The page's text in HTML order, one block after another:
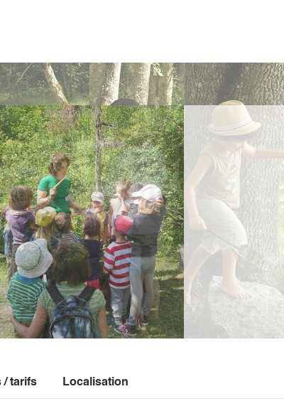
/ tarifs Localisation